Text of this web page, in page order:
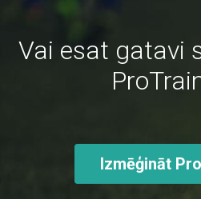
Vai esat gatavi
Izmēģināt